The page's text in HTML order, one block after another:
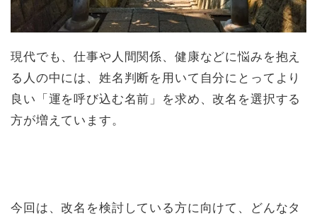
現代でも、仕事や人間関係、健康などに悩みを抱え
る人の中には、姓名判断を用いて自分にとってより
良い「運を呼び込む名前」を求め、改名を選択する
方が増えています。
今回は、改名を検討している方に向けて、どんなタ